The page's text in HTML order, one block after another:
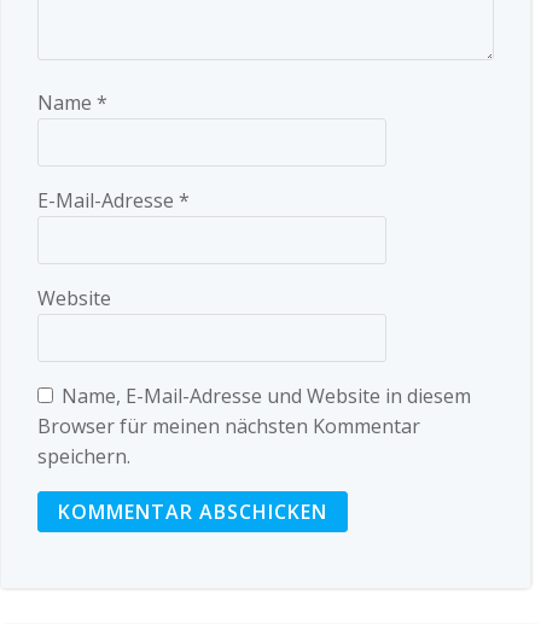
Name *
E-Mail-Adresse *
Website
Name, E-Mail-Adresse und Website in diesem
Browser für meinen nächsten Kommentar
speichern.